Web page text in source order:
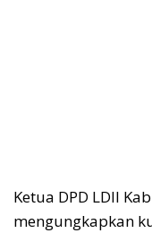
Ketua DPD LDII
mengungkapkan